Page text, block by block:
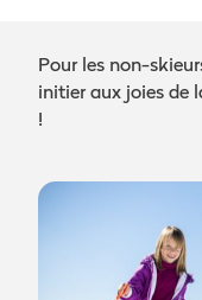
Pour les non-
initier aux joies de
!